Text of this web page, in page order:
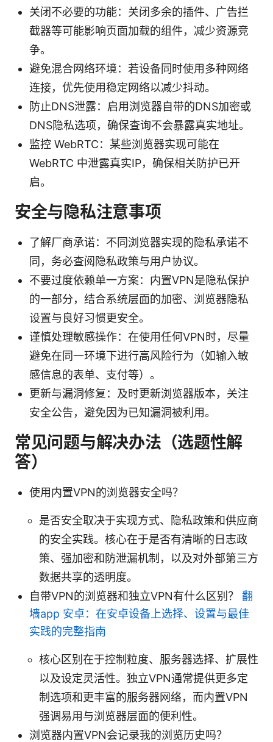
关闭不必要的功能：关闭多余的插件、广告拦
截器等可能影响页面加载的组件，减少资源竞
争。
避免混合网络环境：若设备同时使用多种网络
连接，优先使用稳定网络以减少抖动。
防止DNS泄露：启用浏览器自带的DNS加密或
DNS隐私选项，确保查询不会暴露真实地址。
监控 WebRTC：某些浏览器实现可能在
WebRTC 中泄露真实IP，确保相关防护已开
启。
安全与隐私注意事项
了解厂商承诺：不同浏览器实现的隐私承诺不
同，务必查阅隐私政策与用户协议。
不要过度依赖单一方案：内置VPN是隐私保护
的一部分，结合系统层面的加密、浏览器隐私
设置与良好习惯更安全。
谨慎处理敏感操作：在使用任何VPN时，尽量
避免在同一环境下进行高风险行为（如输入敏
感信息的表单、支付等）。
更新与漏洞修复：及时更新浏览器版本，关注
安全公告，避免因为已知漏洞被利用。
常见问题与解决办法（选题性解
答）
使用内置VPN的浏览器安全吗？
是否安全取决于实现方式、隐私政策和供应商
的安全实践。核心在于是否有清晰的日志政
策、强加密和防泄漏机制，以及对外部第三方
数据共享的透明度。
自带VPN的浏览器和独立VPN有什么区别？ 翻
墙app 安卓：在安卓设备上选择、设置与最佳
实践的完整指南
核心区别在于控制粒度、服务器选择、扩展性
以及设定灵活性。独立VPN通常提供更多定
制选项和更丰富的服务器网络，而内置VPN
强调易用与浏览器层面的便利性。
浏览器内置VPN会记录我的浏览历史吗？